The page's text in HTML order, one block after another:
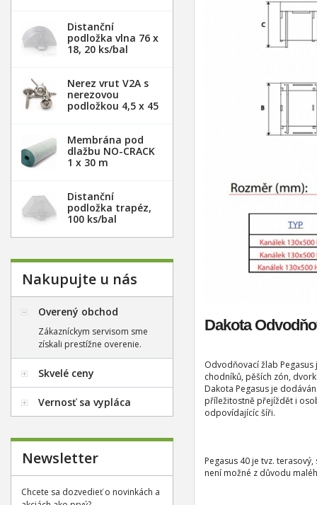
Dakota
Odvodňovací žlab
chodníků, pěších zón,
Dakota Pegasus je
příležitostně přejíždět i
odpovídajícíc šíři.
Pegasus 40 je tvz.
není možné z důvodu
Distanční
podložka vlna 76 x
18, 20 ks/bal
Nerez vrut V2A s
nerezovou
podložkou 4,5 x 45
Membrána pod
dlažbu NO-CRACK
1 x 30 m
Distanční
podložka trapéz,
100 ks/bal
Nakupujte u nás
Overený obchod
Zákazníckym servisom sme
získali prestížne overenie.
Skvelé ceny
Vernosť sa vypláca
Newsletter
Chcete sa dozvedieť o novinkách a